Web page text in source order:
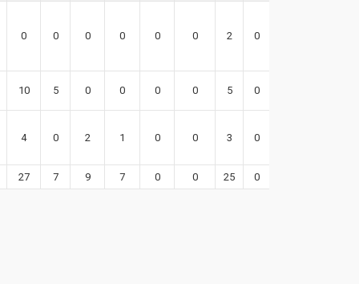
0 0 0 0 0 0 2 0
10 5 0 0 0 0 5 0
4 0 2 1 0 0 3 0
27 7 9 7 0 0 25 0